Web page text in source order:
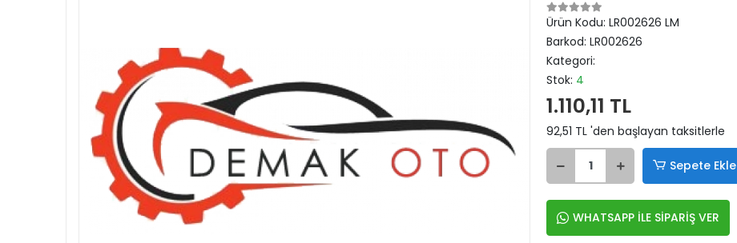
Ürün Kodu: LR002626 LM
Barkod: LR002626
Kategori:
Stok: 4
1.110,11 TL
92,51 TL 'den başlayan taksitlerle
Sepete Ekle
WHATSAPP İLE SİPARİŞ VER